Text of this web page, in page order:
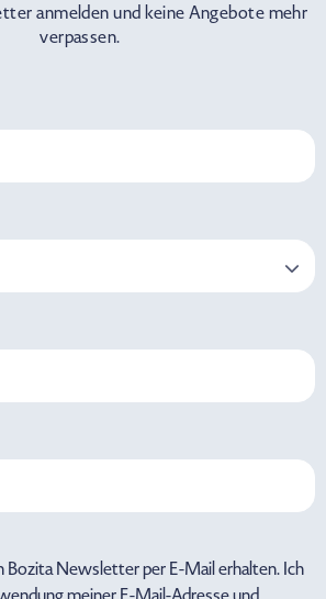
anmelden und keine Angebote mehr
verpassen.
Bozita Newsletter per E-Mail erhalten. Ich